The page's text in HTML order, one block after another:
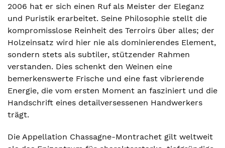
2006 hat er sich einen Ruf als Meister der Eleganz
und Puristik erarbeitet. Seine Philosophie stellt die
kompromisslose Reinheit des Terroirs über alles; der
Holzeinsatz wird hier nie als dominierendes Element,
sondern stets als subtiler, stützender Rahmen
verstanden. Dies schenkt den Weinen eine
bemerkenswerte Frische und eine fast vibrierende
Energie, die vom ersten Moment an fasziniert und die
Handschrift eines detailversessenen Handwerkers
trägt.
Die Appellation Chassagne-Montrachet gilt weltweit